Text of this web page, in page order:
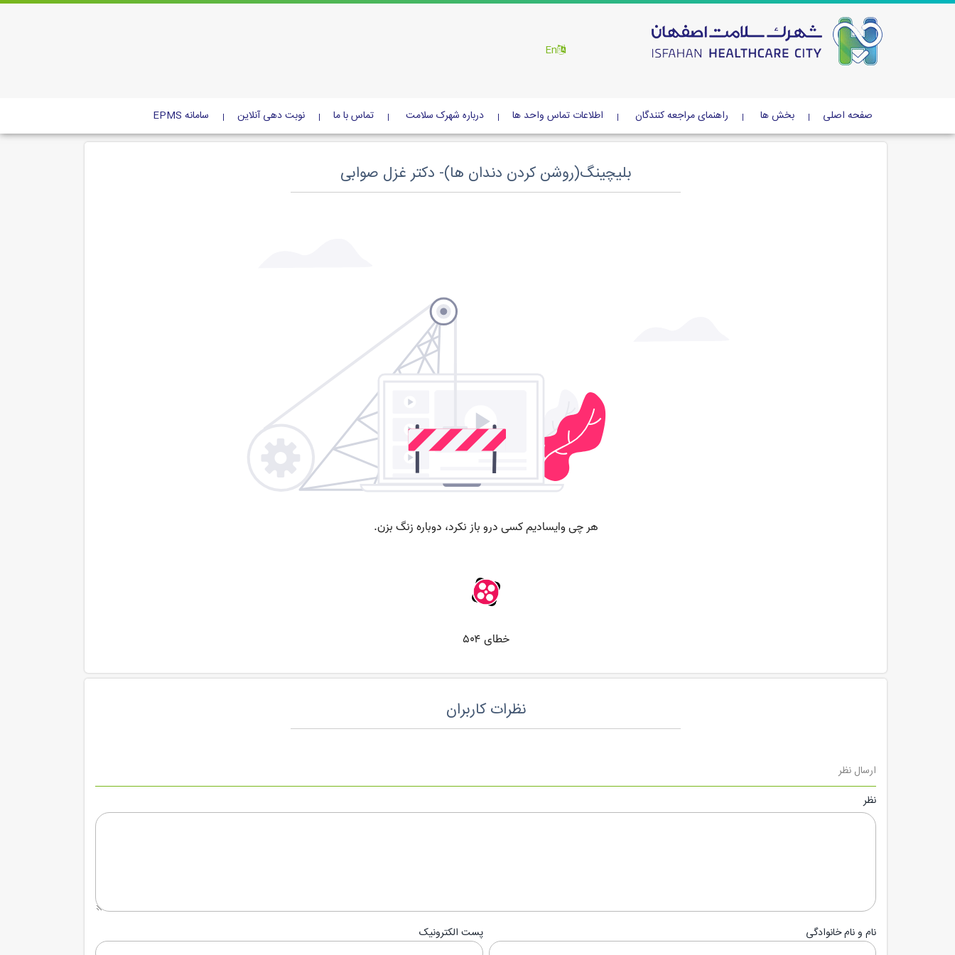
En
صفحه اصلی بخش ها راهنمای مراجعه کنندگان اطلاعات تماس واحد ها درباره شهرک سلامت تماس با ما نوبت دهی آنلاین سامانه EPMS
بلیچینگ(روشن کردن دندان ها)- دکتر غزل صوابی
نظرات کاربران
ارسال نظر
نظر
نام و نام خانوادگی پست الکترونیک